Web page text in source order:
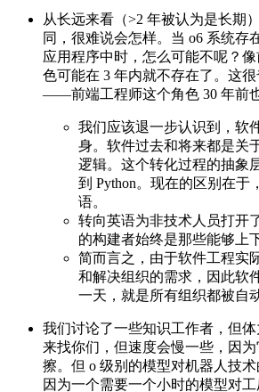
从长远来看（>2 年被认为是长期
同，很难说会怎样。当 o6 系统存
应用程序中时，怎么可能不呢？
色可能在 3 年内就不存在了。这
——前端工程师这个角色 30 年前也
我们应该退一步认识到，软
身。软件过去和将来都是关
逻辑。这个转化过程的抽象
到 Python。现在的区别在于
语。
转向英语为非技术人员打开
的构建者始终是那些能够上
简而言之，由于软件工程实
和解决组织的需求，因此软
一天，就是所有组织都被自
我们讨论了一些知识工作者，但
来找你们，但速度会慢一些，因
擦。但 o 级别的模型对机器人技术
因为一个需要一个小时的模型对